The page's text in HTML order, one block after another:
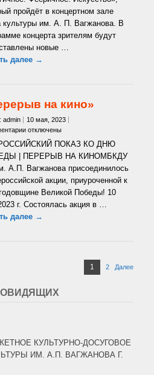
пройдёт в концертном зале
культуры им. А. П. Вагжанова. В
концерта зрителям будут
новые …
далее →
на кино»
admin
10 мая, 2023
к
записи
на
кино»
отключены
ПОКАЗ КО ДНЮ
| ПЕРЕРЫВ НА КИНОМБКДУ
А.П. Вагжанова присоединилось
акции, приуроченной к
Великой Победы! 10
г. Состоялась акция в …
далее →
Страница
1 Страница
2 Далее
КУЛЬТУРНО-ДОСУГОВОЕ
ИМ. А.П. ВАГЖАНОВА Г.